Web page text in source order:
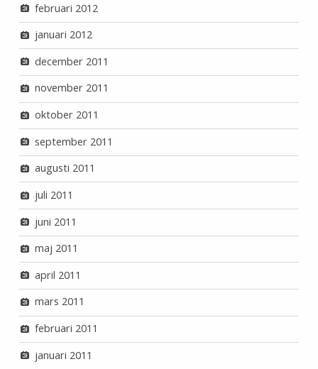
februari 2012
januari 2012
december 2011
november 2011
oktober 2011
september 2011
augusti 2011
juli 2011
juni 2011
maj 2011
april 2011
mars 2011
februari 2011
januari 2011